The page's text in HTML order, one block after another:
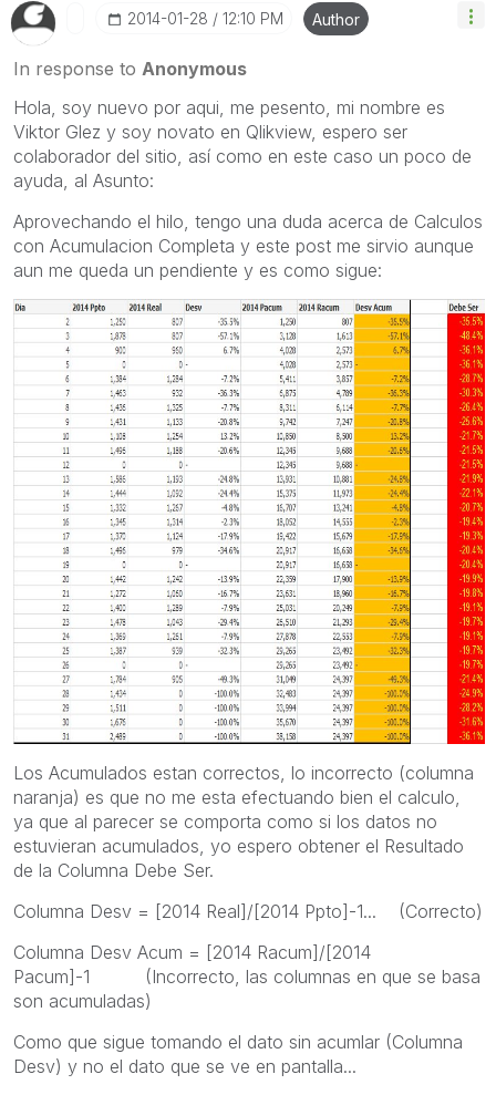
‎2014-01-28 12:10 PM Author
In response to Anonymous
Hola, soy nuevo por aqui, me pesento, mi nombre es
Viktor Glez y soy novato en Qlikview, espero ser
colaborador del sitio, así como en este caso un poco de
ayuda, al Asunto:
Aprovechando el hilo, tengo una duda acerca de Calculos
con Acumulacion Completa y este post me sirvio aunque
aun me queda un pendiente y es como sigue:
Los Acumulados estan correctos, lo incorrecto (columna
naranja) es que no me esta efectuando bien el calculo,
ya que al parecer se comporta como si los datos no
estuvieran acumulados, yo espero obtener el Resultado
de la Columna Debe Ser.
Columna Desv = [2014 Real]/[2014 Ppto]-1... (Correcto)
Columna Desv Acum = [2014 Racum]/[2014
Pacum]-1 (Incorrecto, las columnas en que se basa
son acumuladas)
Como que sigue tomando el dato sin acumlar (Columna
Desv) y no el dato que se ve en pantalla...